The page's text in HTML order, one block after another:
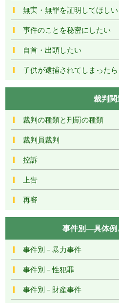
無実・無罪を証明してほしい
事件のことを秘密にしたい
自首・出頭したい
子供が逮捕されてしまったら
裁判関
裁判の種類と刑罰の種類
裁判員裁判
控訴
上告
再審
事件別―具体例
事件別－暴力事件
事件別－性犯罪
事件別－財産事件